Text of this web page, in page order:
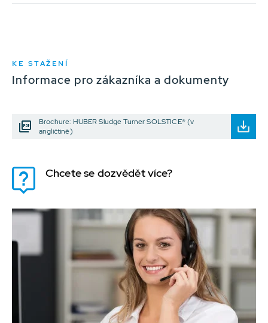
KE STAŽENÍ
Informace pro zákazníka a dokumenty
Brochure: HUBER Sludge Turner SOLSTICE® (v
angličtině)
Chcete se dozvědět více?